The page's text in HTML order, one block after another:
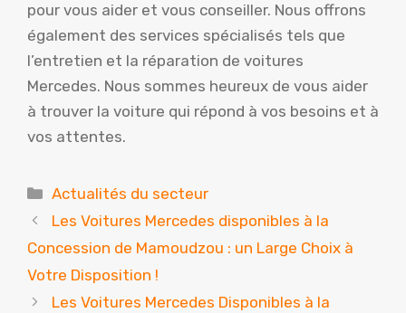
pour vous aider et vous conseiller. Nous offrons
également des services spécialisés tels que
l’entretien et la réparation de voitures
Mercedes. Nous sommes heureux de vous aider
à trouver la voiture qui répond à vos besoins et à
vos attentes.
Catégories
Actualités du secteur
Les Voitures Mercedes disponibles à la
Concession de Mamoudzou : un Large Choix à
Votre Disposition !
Les Voitures Mercedes Disponibles à la